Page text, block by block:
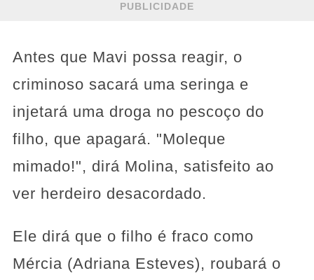
PUBLICIDADE
Antes que Mavi possa reagir, o
criminoso sacará uma seringa e
injetará uma droga no pescoço do
filho, que apagará. "Moleque
mimado!", dirá Molina, satisfeito ao
ver herdeiro desacordado.
Ele dirá que o filho é fraco como
Mércia (Adriana Esteves), roubará o